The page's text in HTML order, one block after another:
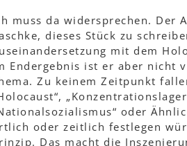
muss da widersprechen. Der
dieses Stück zu
mit dem
Endergebnis ist er aber nicht
Zu keinem Zeitpunkt
oder
oder zeitlich festlegen
Das macht die